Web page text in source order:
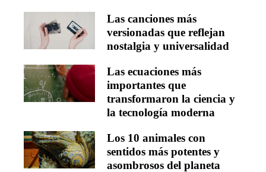
Las canciones más
versionadas que reflejan
nostalgia y universalidad
Las ecuaciones más
importantes que
transformaron la ciencia y
la tecnología moderna
Los 10 animales con
sentidos más potentes y
asombrosos del planeta